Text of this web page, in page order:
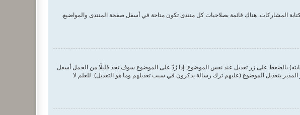
المشاركات. هناك قائمة بصلاحيات كل منتدى تكون متاحة في أسفل صفحة المنتدى والمواضيع.
بالضغط على زر تعديل عند نفس الموضوع. إذا رُدّ على الموضوع سوف تجد قليلًا من الجمل أسفل
بتعديل الموضوع (عليهم ترك رسالة يذكرون في سبب تعديلهم وما هو التعديل). للعلم لا